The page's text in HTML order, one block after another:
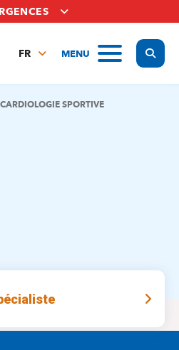
MENU
FR
EN
CARDIOLOGIE SPORTIVE